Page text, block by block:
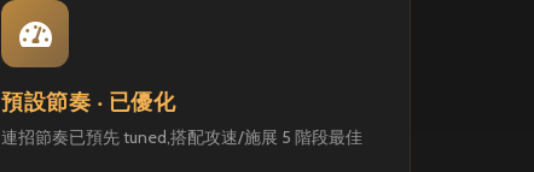
預設節奏 ‧ 已優化
連招節奏已預先 tuned,搭配攻速/施展 5 階段最佳